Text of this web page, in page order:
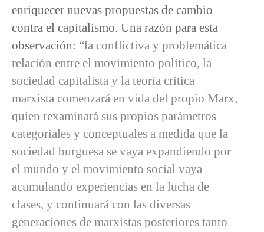
enriquecer nuevas propuestas de cambio
contra el capitalismo. Una razón para esta
observación: “la conflictiva y problemática
relación entre el movimiento político, la
sociedad capitalista y la teoría crítica
marxista comenzará en vida del propio Marx,
quien rexaminará sus propios parámetros
categoriales y conceptuales a medida que la
sociedad burguesa se vaya expandiendo por
el mundo y el movimiento social vaya
acumulando experiencias en la lucha de
clases, y continuará con las diversas
generaciones de marxistas posteriores tanto